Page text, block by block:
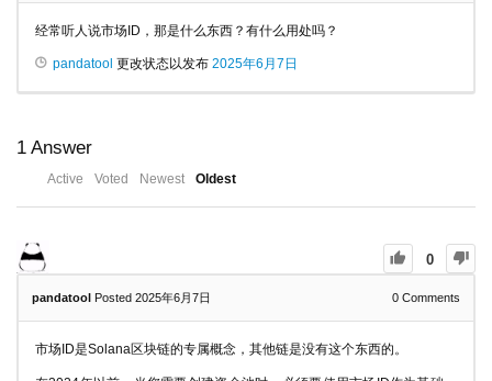
经常听人说市场ID，那是什么东西？有什么用处吗？
pandatool 更改状态以发布 2025年6月7日
1 Answer
Active Voted Newest Oldest
0
pandatool Posted 2025年6月7日 0 Comments
市场ID是Solana区块链的专属概念，其他链是没有这个东西的。